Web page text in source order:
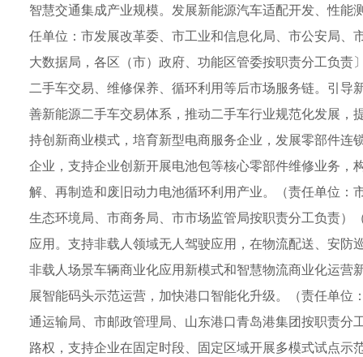
智慧交通集成产业规模。发展新能源汽车适配开发、性
任单位：市发展改革委、市工业和信息化局、市公安局
大数据局，各区（市）政府、功能区管委按职责分工负
二手车交易、维修保养、循环利用等后市场服务链。引
善新能源二手车交易体系，推动二手车行业规范化发展
持创新商业模式，培育新型电商服务企业，发展零部件
企业，支持企业创新开展电池包等核心零部件维修业务
解、再制造和废旧动力电池循环利用产业。（责任单位
生态环境局、市商务局、市市场监管局按职责分工负责
应用。支持非载人领域无人驾驶应用，在物流配送、安
非载人场景车辆商业化应用新模式和智慧物流商业化运
展智能码头示范运营，加快港口智能化升级。（责任单
通运输局、市邮政管理局、山东港口青岛港集团按职责
路权，支持企业在固定时段、固定区域开展多模式试点示